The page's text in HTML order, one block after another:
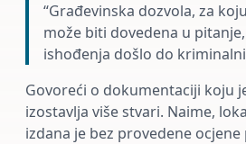
“Građevinska dozvola, za
može biti dovedena u
ishođenja došlo do
Govoreći o dokumentaciji koju
izostavlja više stvari. Naime,
izdana je bez provedene